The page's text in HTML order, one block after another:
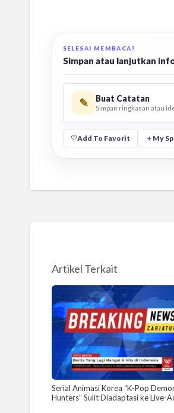
SELESAI MEMBACA?
Simpan atau lanjutkan
✎ Buat Catatan
Simpan ringkasan atau
♡Add To Favorit ＋ My
Artikel Terkait
Serial Animasi Korea “K-Pop
Hunters” Sulit Diadaptasi ke Live-